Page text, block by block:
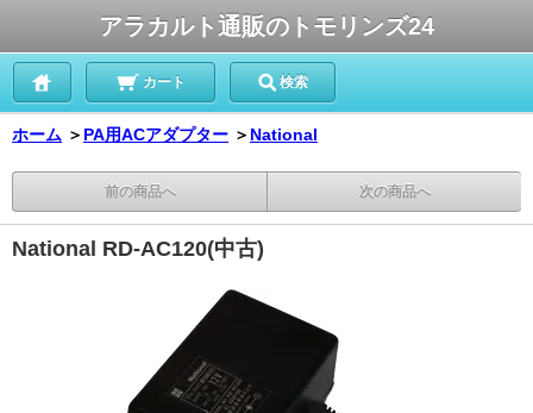
アラカルト通販のトモリンズ24
カート 検索
ホーム ＞ PA用ACアダプター ＞ National
前の商品へ 次の商品へ
National RD-AC120(中古)